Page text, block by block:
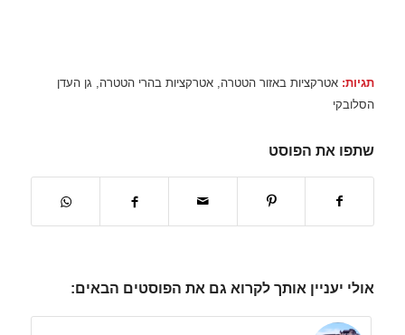
תגיות: אטרקציות באזור הטטרה אטרקציות בהרי הטטרה
גן העדן
הסלובקי
שתפו את הפוסט
אולי יעניין אותך לקרוא גם את הפוסטים הבאים: